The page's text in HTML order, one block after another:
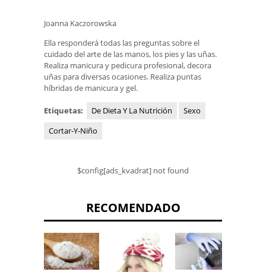
Joanna Kaczorowska
Ella responderá todas las preguntas sobre el
cuidado del arte de las manos, los pies y las uñas.
Realiza manicura y pedicura profesional, decora
uñas para diversas ocasiones. Realiza puntas
híbridas de manicura y gel.
Etiquetas: De Dieta Y La Nutrición
Sexo
Cortar-Y-Niño
$config[ads_kvadrat] not found
RECOMENDADO